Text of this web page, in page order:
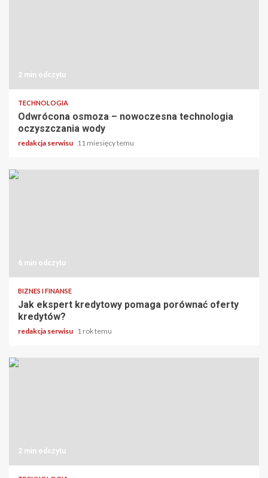
2 min odczytu
TECHNOLOGIA
Odwrócona osmoza – nowoczesna technologia
oczyszczania wody
redakcja serwisu 11 miesięcy temu
6 min odczytu
BIZNES I FINANSE
Jak ekspert kredytowy pomaga porównać oferty
kredytów?
redakcja serwisu 1 rok temu
2 min odczytu